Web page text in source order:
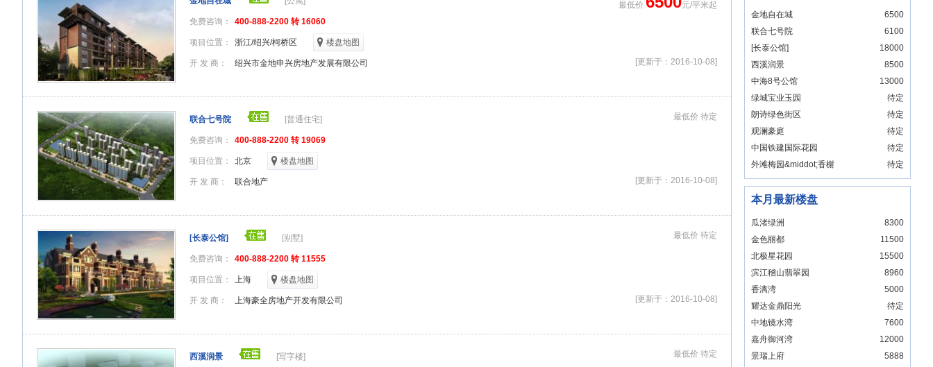
免费咨询： 400-888-2200 转 16060
项目位置： 浙江/绍兴/柯桥区 楼盘地图
开 发 商： 绍兴市金地申兴房地产发展有限公司
最低价 元/平米起
[更新于：2016-10-08]
联合七号院 [普通住宅]
免费咨询： 400-888-2200 转 19069
项目位置： 北京 楼盘地图
开 发 商： 联合地产
最低价 待定
[更新于：2016-10-08]
[长泰公馆] [别墅]
免费咨询： 400-888-2200 转 11555
项目位置： 上海 楼盘地图
开 发 商： 上海豪全房地产开发有限公司
最低价 待定
[更新于：2016-10-08]
西溪润景 [写字楼] 最低价 待定
金地自在城
6500
联合七号院
6100
[长泰公馆]
18000
西溪润景
8500
中海8号公馆
13000
绿城宝业玉园
待定
朗诗绿色街区
待定
观澜豪庭
待定
中国铁建国际花园
待定
外滩梅园&middot;香榭
大厦
待定
本月最新楼盘
瓜渚绿洲
8300
金色丽都
11500
北极星花园
15500
滨江稽山翡翠园
8960
香漓湾
5000
耀达金鼎阳光
待定
中地镜水湾
7600
嘉舟御河湾
12000
景瑞上府
5888